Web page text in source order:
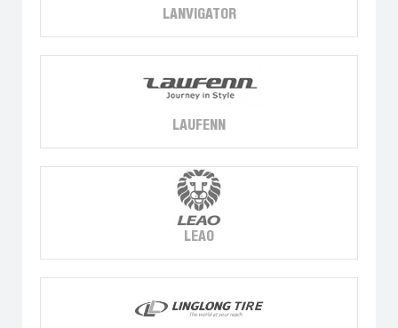
LANVIGATOR
LAUFENN
LEAO